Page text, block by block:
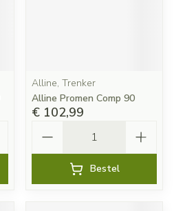
Alline, Trenker
Alline Promen Comp 90
€ 102,99
Bestel